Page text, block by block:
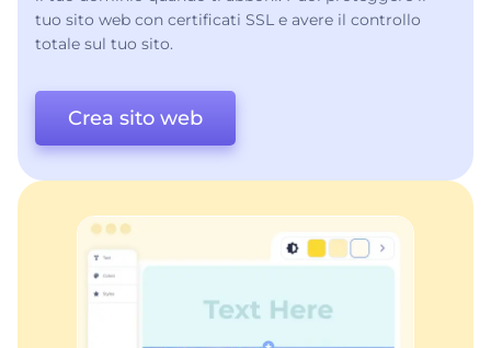
tuo sito web con certificati SSL e avere il controllo
totale sul tuo sito.
Crea sito web